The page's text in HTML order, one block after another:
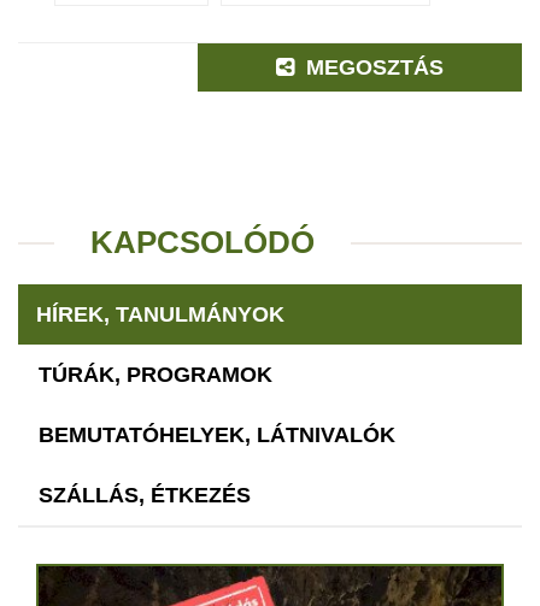
MEGOSZTÁS
KAPCSOLÓDÓ
HÍREK, TANULMÁNYOK
TÚRÁK, PROGRAMOK
BEMUTATÓHELYEK, LÁTNIVALÓK
SZÁLLÁS, ÉTKEZÉS